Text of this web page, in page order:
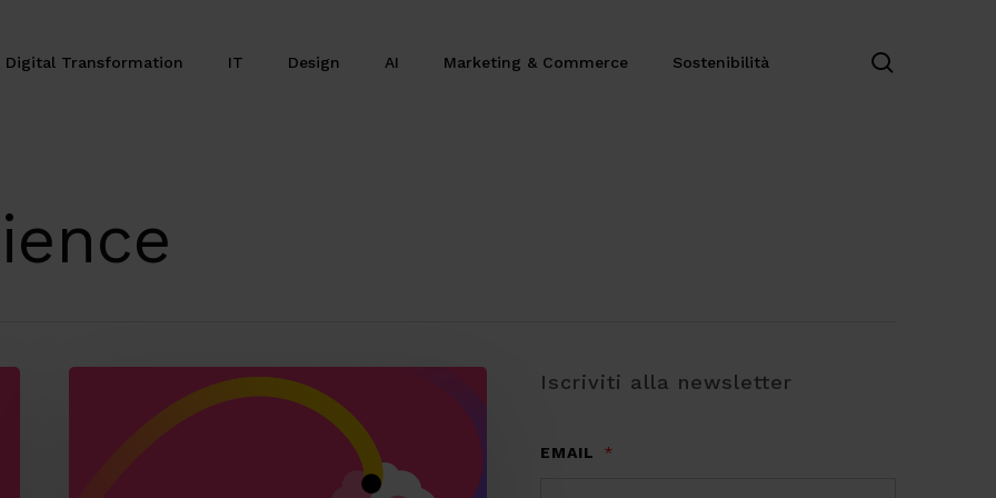
Digital Transformation IT Design AI Marketing & Commerce Sostenibilità
Iscriviti alla newsletter
EMAIL *